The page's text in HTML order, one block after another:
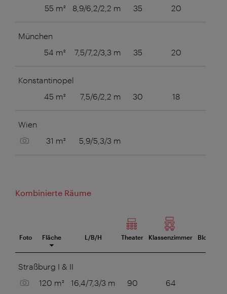
55 m²
8,9/6,2/2,2 m 35 20
München
54 m²
7,5/7,2/3,3 m 35 20
Konstantinopel
45 m²
7,5/6/2,2 m 30 18
Wien
Bild anzeigen
31 m² 5,9/5,3/3 m
Kombinierte Räume
Foto Fläche L/B/H Theater Klassenzimmer Blocktafel
Straßburg I & II
Bild anzeigen
120 m² 16,4/7,3/3 m 90 64